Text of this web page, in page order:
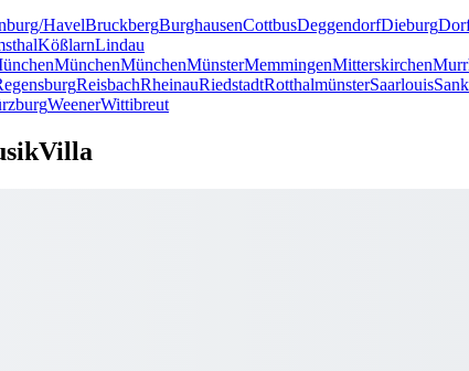
HavelBruckbergBurghausenCottbusDeggendorfDieburg
KößlarnLindau
MünchenMünchenMünsterMemmingenMitterskirchen
ReisbachRheinauRiedstadtRotthalmünsterSaarlouis
WeenerWittibreut